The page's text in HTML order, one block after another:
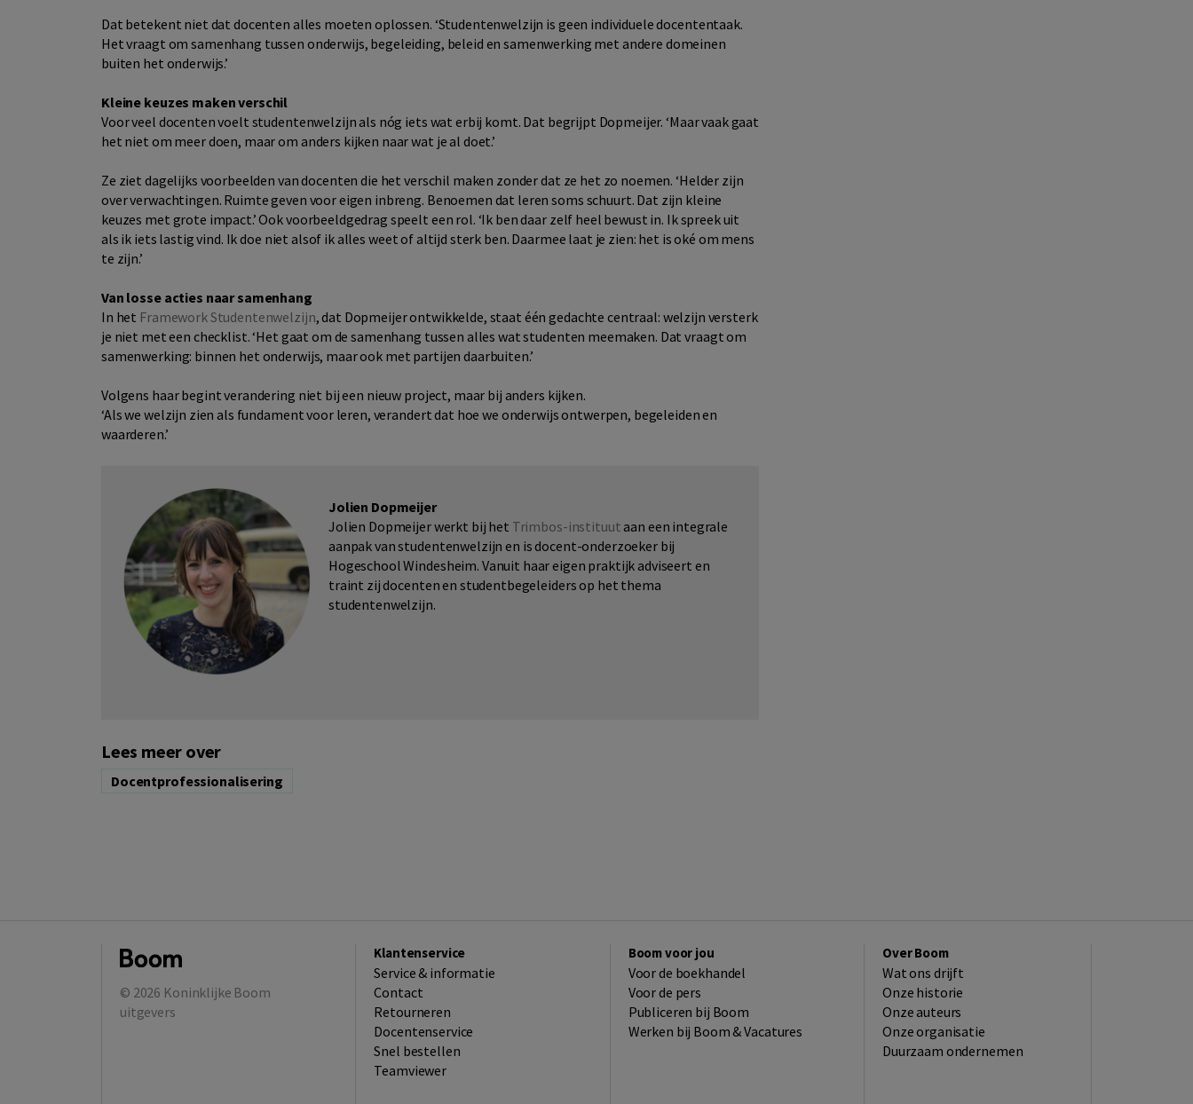
Dat betekent niet dat docenten alles moeten oplossen. ‘Studentenwelzijn is geen individuele docententaak.
Het vraagt om samenhang tussen onderwijs, begeleiding, beleid en samenwerking met andere domeinen
buiten het onderwijs.’
Kleine keuzes maken verschil
Voor veel docenten voelt studentenwelzijn als nóg iets wat erbij komt. Dat begrijpt Dopmeijer. ‘Maar vaak gaat
het niet om meer doen, maar om anders kijken naar wat je al doet.’
Ze ziet dagelijks voorbeelden van docenten die het verschil maken zonder dat ze het zo noemen. ‘Helder zijn
over verwachtingen. Ruimte geven voor eigen inbreng. Benoemen dat leren soms schuurt. Dat zijn kleine
keuzes met grote impact.’ Ook voorbeeldgedrag speelt een rol. ‘Ik ben daar zelf heel bewust in. Ik spreek uit
als ik iets lastig vind. Ik doe niet alsof ik alles weet of altijd sterk ben. Daarmee laat je zien: het is oké om mens
te zijn.’
Van losse acties naar samenhang
In het Framework Studentenwelzijn, dat Dopmeijer ontwikkelde, staat één gedachte centraal: welzijn versterk
je niet met een checklist. ‘Het gaat om de samenhang tussen alles wat studenten meemaken. Dat vraagt om
samenwerking: binnen het onderwijs, maar ook met partijen daarbuiten.’
Volgens haar begint verandering niet bij een nieuw project, maar bij anders kijken.
‘Als we welzijn zien als fundament voor leren, verandert dat hoe we onderwijs ontwerpen, begeleiden en
waarderen.’
Jolien Dopmeijer
Jolien Dopmeijer werkt bij het Trimbos-instituutaan een integrale
aanpak van studentenwelzijn en is docent-onderzoeker bij
Hogeschool Windesheim. Vanuit haar eigen praktijk adviseert en
traint zij docenten en studentbegeleiders op het thema
studentenwelzijn.
Lees meer over
Docentprofessionalisering
© 2026 Koninklijke Boom
uitgevers
Klantenservice
Service & informatie
Contact
Retourneren
Docentenservice
Snel bestellen
Teamviewer
Boom voor jou
Voor de boekhandel
Voor de pers
Publiceren bij Boom
Werken bij Boom & Vacatures
Over Boom
Wat ons drijft
Onze historie
Onze auteurs
Onze organisatie
Duurzaam ondernemen